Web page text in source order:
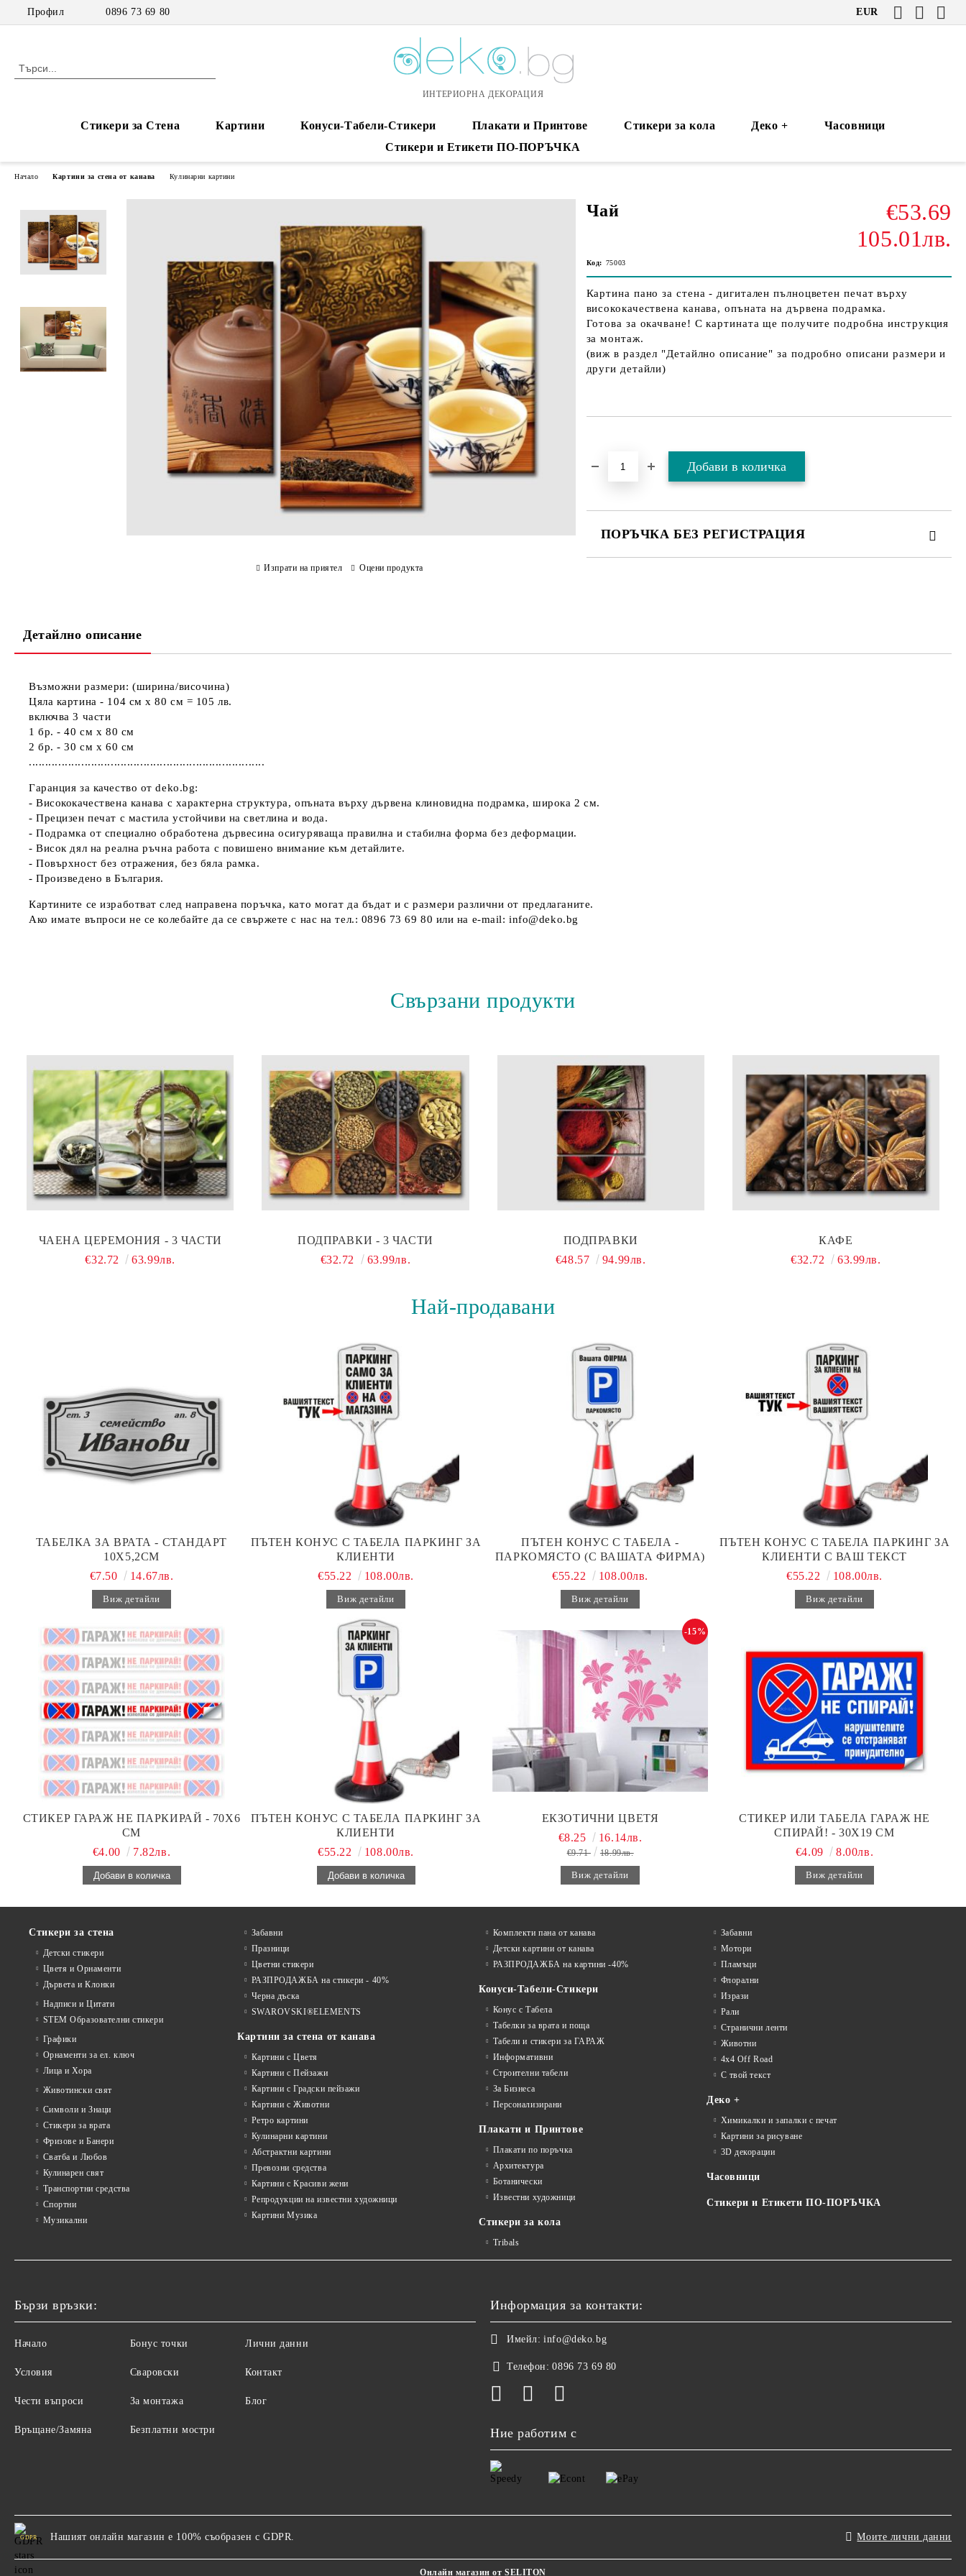
Профил 0896 73 69 80 EUR
ИНТЕРИОРНА ДЕКОРАЦИЯ
Стикери за Стена Картини Конуси-Табели-Стикери Плакати и Принтове Стикери за кола Деко +
Часовници
Стикери и Етикети ПО-ПОРЪЧКА
Начало Картини за стена от канава Кулинарни картини
Чай
€53.69
105.01лв.
Код: 75003
Картина пано за стена - дигитален пълноцветен печат върху
висококачествена канава, опъната на дървена подрамка.
Готова за окачване! С картината ще получите подробна инструкция
за монтаж.
(виж в раздел "Детайлно описание" за подробно описани размери и
други детайли)
ПОРЪЧКА БЕЗ РЕГИСТРАЦИЯ
Изпрати на приятел Оцени продукта
Детайлно описание
Възможни размери: (ширина/височина)
Цяла картина - 104 см х 80 см = 105 лв.
включва 3 части
1 бр. - 40 см х 80 см
2 бр. - 30 см х 60 см
........................................................................
Гаранция за качество от deko.bg:
- Висококачествена канава с характерна структура, опъната върху дървена клиновидна подрамка, широка 2 см.
- Прецизен печат с мастила устойчиви на светлина и вода.
- Подрамка от специално обработена дървесина осигуряваща правилна и стабилна форма без деформации.
- Висок дял на реална ръчна работа с повишено внимание към детайлите.
- Повърхност без отражения, без бяла рамка.
- Произведено в България.
Картините се изработват след направена поръчка, като могат да бъдат и с размери различни от предлаганите.
Ако имате въпроси не се колебайте да се свържете с нас на тел.: 0896 73 69 80 или на e-mail: info@deko.bg
Свързани продукти
ЧАЕНА ЦЕРЕМОНИЯ - 3 ЧАСТИ
€32.72
63.99лв.
ПОДПРАВКИ - 3 ЧАСТИ
€32.72
63.99лв.
ПОДПРАВКИ
€48.57
94.99лв.
КАФЕ
€32.72
63.99лв.
Най-продавани
ТАБЕЛКА ЗА ВРАТА - СТАНДАРТ
10Х5,2СМ
€7.50
14.67лв.
Виж детайли
ПЪТЕН КОНУС С ТАБЕЛА ПАРКИНГ ЗА
КЛИЕНТИ
€55.22
108.00лв.
Виж детайли
ПЪТЕН КОНУС С ТАБЕЛА -
ПАРКОМЯСТО (С ВАШАТА ФИРМА)
€55.22
108.00лв.
Виж детайли
ПЪТЕН КОНУС С ТАБЕЛА ПАРКИНГ ЗА
КЛИЕНТИ С ВАШ ТЕКСТ
€55.22
108.00лв.
Виж детайли
СТИКЕР ГАРАЖ НЕ ПАРКИРАЙ - 70Х6
СМ
€4.00
7.82лв.
ПЪТЕН КОНУС С ТАБЕЛА ПАРКИНГ ЗА
КЛИЕНТИ
€55.22
108.00лв.
ЕКЗОТИЧНИ ЦВЕТЯ
-15%
€8.25 16.14лв.
€9.71 18.99лв.
Виж детайли
СТИКЕР ИЛИ ТАБЕЛА ГАРАЖ НЕ
СПИРАЙ! - 30Х19 СМ
€4.09
8.00лв.
Виж детайли
Стикери за стена
Детски стикери
Цветя и Орнаменти
Дървета и Клонки
Надписи и Цитати
STEM Образователни стикери
Графики
Орнаменти за ел. ключ
Лица и Хора
Животински свят
Символи и Знаци
Стикери за врата
Фризове и Банери
Сватба и Любов
Кулинарен свят
Транспортни средства
Спортни
Музикални
Забавни
Празници
Цветни стикери
РАЗПРОДАЖБА на стикери - 40%
Черна дъска
SWAROVSKI®ELEMENTS
Картини за стена от канава
Картини с Цветя
Картини с Пейзажи
Картини с Градски пейзажи
Картини с Животни
Ретро картини
Кулинарни картини
Абстрактни картини
Превозни средства
Картини с Красиви жени
Репродукции на известни художници
Картини Музика
Комплекти пана от канава
Детски картини от канава
РАЗПРОДАЖБА на картини -40%
Конуси-Табели-Стикери
Конус с Табела
Табелки за врата и поща
Табели и стикери за ГАРАЖ
Информативни
Строителни табели
За Бизнеса
Персонализирани
Плакати и Принтове
Плакати по поръчка
Архитектура
Ботанически
Известни художници
Стикери за кола
Tribals
Забавни
Мотори
Пламъци
Флорални
Изрази
Рали
Странични ленти
Животни
4x4 Off Road
С твой текст
Деко +
Химикалки и запалки с печат
Картини за рисуване
3D декорации
Часовници
Стикери и Етикети ПО-ПОРЪЧКА
Бързи връзки:
Начало
Условия
Чести въпроси
Връщане/Замяна
Бонус точки
Сваровски
За монтажа
Безплатни мостри
Лични данни
Контакт
Блог
Информация за контакти:
Имейл: info@deko.bg
Телефон: 0896 73 69 80
Ние работим с
GDPR Нашият онлайн магазин е 100% съобразен с GDPR. Моите лични данни
Онлайн магазин от SELITON